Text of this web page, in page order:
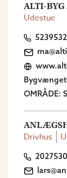
ALTI-BYG
Udestue
Bygvænget
OMRÅDE:
Drivhus